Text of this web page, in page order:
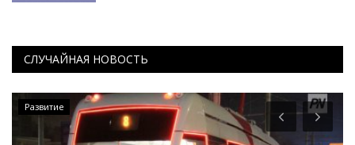
СЛУЧАЙНАЯ НОВОСТЬ
Развитие